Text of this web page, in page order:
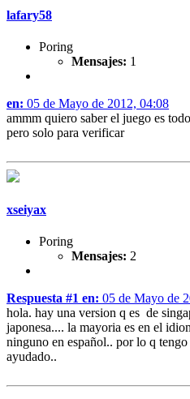
lafary58
Poring
Mensajes: 1
en: 05 de Mayo de 2012, 04:08
ammm quiero saber el juego es
pero solo para verificar
xseiyax
Poring
Mensajes: 2
Respuesta #1 en: 05 de Mayo de
hola. hay una version q es de
japonesa.... la mayoria es en el
ninguno en español.. por lo q
ayudado..